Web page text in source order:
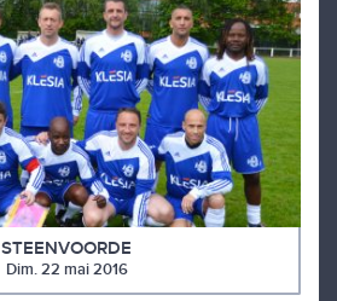
STEENVOORDE
Dim. 22 mai 2016